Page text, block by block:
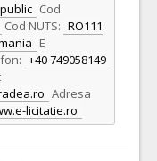
Cod
Cod NUTS: RO111
E-
+40 749058149
Adresa
licitatie.ro